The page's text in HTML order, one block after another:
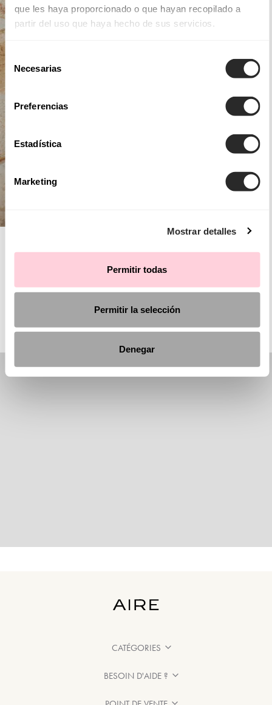
que les haya proporcionado o que hayan recopilado a
partir del uso que haya hecho de sus servicios.
Selección
Necesarias
Preferencias
Estadística
Marketing
Mostrar detalles
Permitir todas
Permitir la selección
Denegar
COMMUNION
CATÉGORIES
BESOIN D'AIDE ?